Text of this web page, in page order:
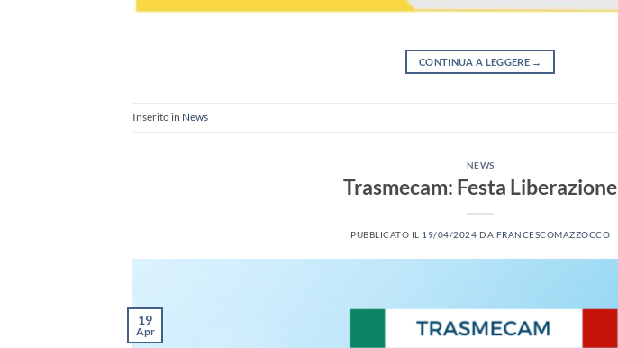
CONTINUA A LEGGERE →
Inserito in News
NEWS
Trasmecam: Festa Liberazione
PUBBLICATO IL 19/04/2024 DA FRANCESCOMAZZOCCO
19
Apr